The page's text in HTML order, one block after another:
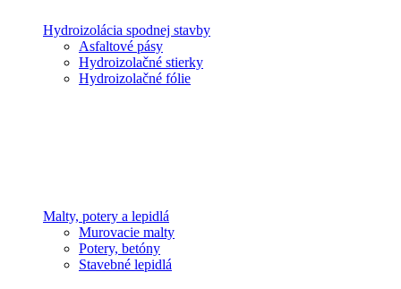
Hydroizolácia spodnej stavby
Asfaltové pásy
Hydroizolačné stierky
Hydroizolačné fólie
Malty, potery a lepidlá
Murovacie malty
Potery, betóny
Stavebné lepidlá